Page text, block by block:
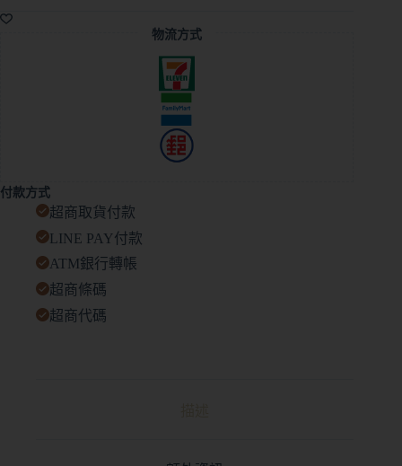
A
:
物流方式
付款方式
超商取貨付款
LINE PAY付款
ATM銀行轉帳
超商條碼
超商代碼